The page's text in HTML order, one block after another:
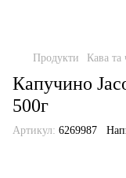
Продукти Кава та
Капучино
500г
Артикул: 6269987